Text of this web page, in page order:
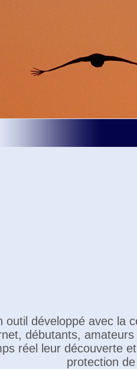
outil développé avec la
débutants,
réel leur découverte
protection